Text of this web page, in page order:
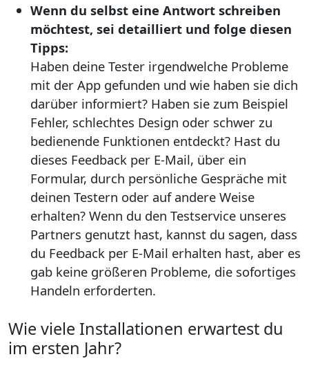
Wenn du selbst eine Antwort schreiben
möchtest, sei detailliert und folge diesen
Tipps:
Haben deine Tester irgendwelche Probleme
mit der App gefunden und wie haben sie dich
darüber informiert? Haben sie zum Beispiel
Fehler, schlechtes Design oder schwer zu
bedienende Funktionen entdeckt? Hast du
dieses Feedback per E-Mail, über ein
Formular, durch persönliche Gespräche mit
deinen Testern oder auf andere Weise
erhalten? Wenn du den Testservice unseres
Partners genutzt hast, kannst du sagen, dass
du Feedback per E-Mail erhalten hast, aber es
gab keine größeren Probleme, die sofortiges
Handeln erforderten.
Wie viele Installationen erwartest du
im ersten Jahr?